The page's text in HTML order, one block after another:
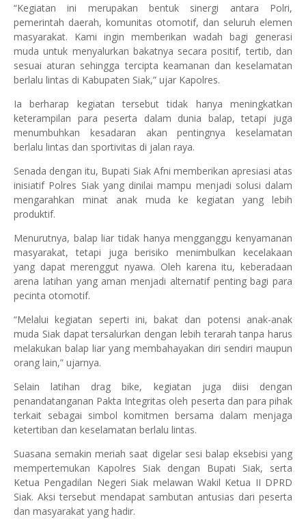
“Kegiatan ini merupakan bentuk sinergi antara Polri,
pemerintah daerah, komunitas otomotif, dan seluruh elemen
masyarakat. Kami ingin memberikan wadah bagi generasi
muda untuk menyalurkan bakatnya secara positif, tertib, dan
sesuai aturan sehingga tercipta keamanan dan keselamatan
berlalu lintas di Kabupaten Siak,” ujar Kapolres.
Ia berharap kegiatan tersebut tidak hanya meningkatkan
keterampilan para peserta dalam dunia balap, tetapi juga
menumbuhkan kesadaran akan pentingnya keselamatan
berlalu lintas dan sportivitas di jalan raya.
Senada dengan itu, Bupati Siak Afni memberikan apresiasi atas
inisiatif Polres Siak yang dinilai mampu menjadi solusi dalam
mengarahkan minat anak muda ke kegiatan yang lebih
produktif.
Menurutnya, balap liar tidak hanya mengganggu kenyamanan
masyarakat, tetapi juga berisiko menimbulkan kecelakaan
yang dapat merenggut nyawa. Oleh karena itu, keberadaan
arena latihan yang aman menjadi alternatif penting bagi para
pecinta otomotif.
“Melalui kegiatan seperti ini, bakat dan potensi anak-anak
muda Siak dapat tersalurkan dengan lebih terarah tanpa harus
melakukan balap liar yang membahayakan diri sendiri maupun
orang lain,” ujarnya.
Selain latihan drag bike, kegiatan juga diisi dengan
penandatanganan Pakta Integritas oleh peserta dan para pihak
terkait sebagai simbol komitmen bersama dalam menjaga
ketertiban dan keselamatan berlalu lintas.
Suasana semakin meriah saat digelar sesi balap eksebisi yang
mempertemukan Kapolres Siak dengan Bupati Siak, serta
Ketua Pengadilan Negeri Siak melawan Wakil Ketua II DPRD
Siak. Aksi tersebut mendapat sambutan antusias dari peserta
dan masyarakat yang hadir.